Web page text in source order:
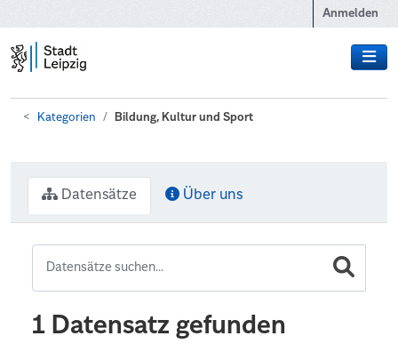
Anmelden
Kategorien Bildung, Kultur und Sport
Datensätze Über uns
1 Datensatz gefunden